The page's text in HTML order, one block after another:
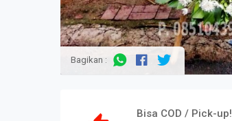
Bagikan :
Bisa COD / Pick-up!